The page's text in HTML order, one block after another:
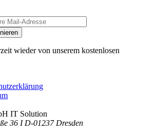
wieder von unserem kostenlosen
IT Solution
36 I D-01237 Dresden